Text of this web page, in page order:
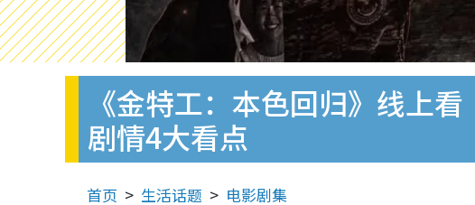
《金特工：本色回归》线上
剧情4大看点
首页 生活话题 电影剧集